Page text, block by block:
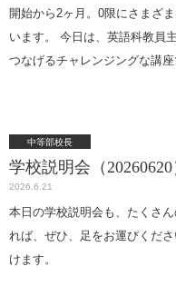
検討するグループに分かれ、
いたしました。各自が宿題と
せ合いながら、今後はアイデ
動を深めてまいります。生徒
どのようなアイデアが出てく
す。
開始から2ヶ月。0限にさまざ
います。 今日は、英語科教員
つなげるチャレンジングな講
しい話だったかもしれません
中等部校長
学校説明会（20260620
2026.6.21
本日の学校説明会も、たくさ
れば、ぜひ、足をお運びくだ
けます。